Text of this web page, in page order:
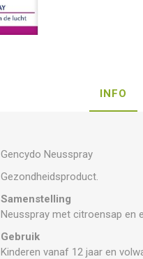
INFO
Gencydo Neusspray
Gezondheidsproduct.
Samenstelling
Neusspray met citroensap en
Gebruik
Kinderen vanaf 12 jaar en